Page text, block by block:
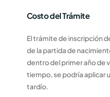
Costo del Trámite
El trámite de inscripción
de la partida de
dentro del primer año de
tiempo, se podría aplicar
tardío.